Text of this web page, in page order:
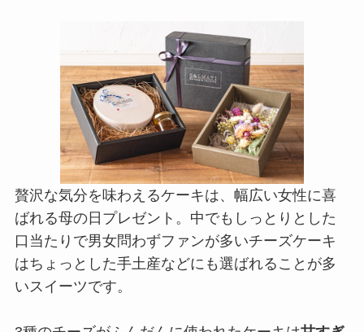
贅沢な気分を味わえるケーキは、幅広い女性に喜
ばれる母の日プレゼント。中でもしっとりとした
口当たりで男女問わずファンが多いチーズケーキ
はちょっとした手土産などにも選ばれることが多
いスイーツです。